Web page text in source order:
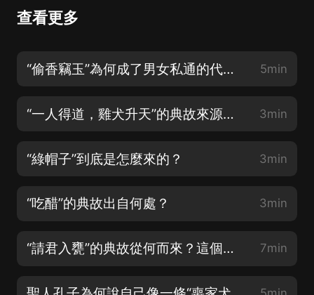
查看更多
“偷香竊玉”為何成了男女私通的代名詞，這出自什麼典故？ 5min
“一人得道，雞犬升天”的典故來源，你知道嗎？ 3min
“綠帽子”到底是怎麼來的？ 3min
“吃醋”的典故出自何處？ 3min
“請君入甕”的典故從何而來？這個故事給我們什麼啟示？ 7min